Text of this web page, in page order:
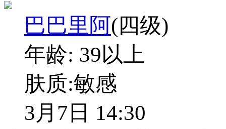
巴巴里阿(四级)
年龄: 39以上
肤质:敏感
3月7日 14:30